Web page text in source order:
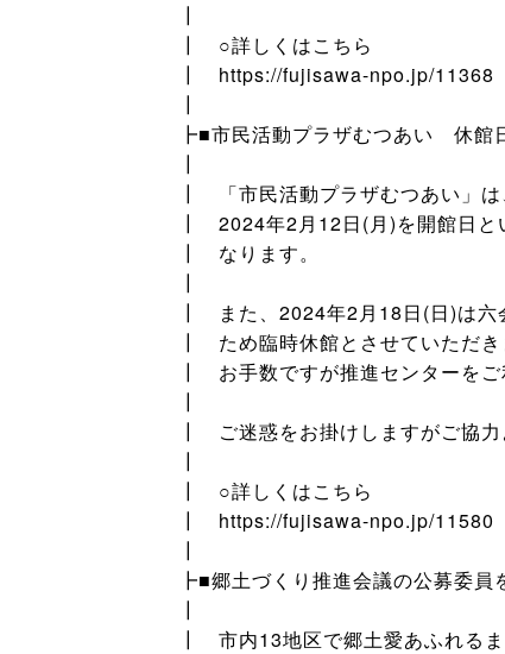
┃
┃ ○詳しくはこちら
┃ https://fujisawa-npo.jp/11368
┃
┣■市民活動プラザむつあい 休館
┃
┃ 「市民活動プラザむつあい」は
┃ 2024年2月12日(月)を開館日と
┃ なります。
┃
┃ また、2024年2月18日(日)は六
┃ ため臨時休館とさせていただき
┃ お手数ですが推進センターをご
┃
┃ ご迷惑をお掛けしますがご協力
┃
┃ ○詳しくはこちら
┃ https://fujisawa-npo.jp/11580
┃
┣■郷土づくり推進会議の公募委員
┃
┃ 市内13地区で郷土愛あふれる